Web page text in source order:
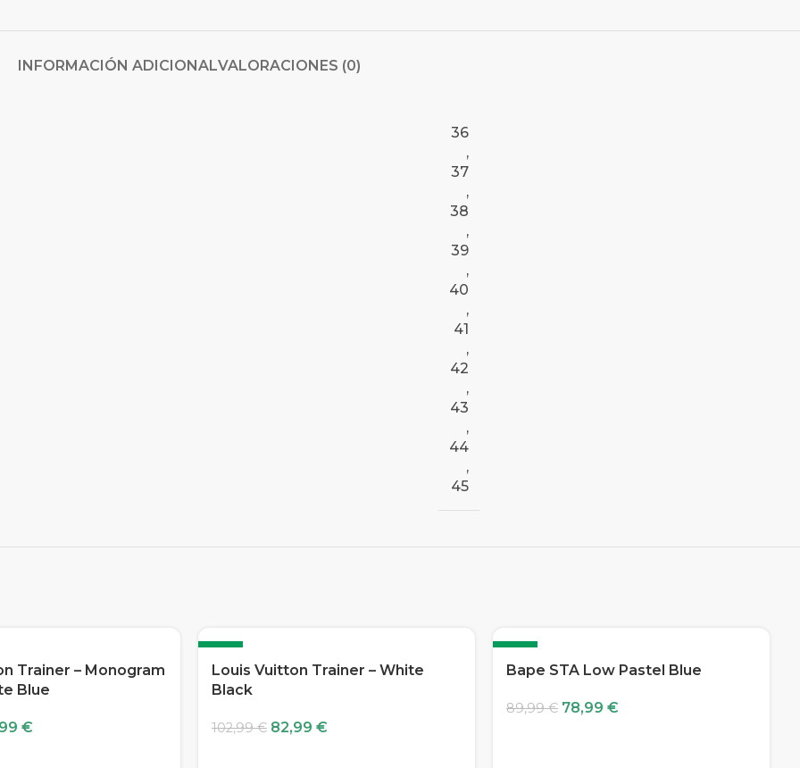
INFORMACIÓN ADICIONALVALORACIONES (0)
36
,
37
,
38
,
39
,
40
,
41
,
42
,
43
,
44
,
45
Trainer – Monogram
Blue
€
-19%
Louis Vuitton Trainer – White
Black
102,99€ 82,99 €
-12%
Bape STA Low Pastel Blue
89,99€ 78,99 €